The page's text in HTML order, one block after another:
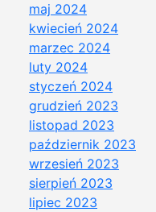
maj 2024
kwiecień 2024
marzec 2024
luty 2024
styczeń 2024
grudzień 2023
listopad 2023
październik 2023
wrzesień 2023
sierpień 2023
lipiec 2023